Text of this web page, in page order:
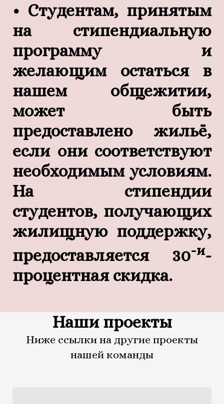
• Студентам, принятым
на стипендиальную
программу и
желающим остаться в
нашем общежитии,
может быть
предоставлено жильё,
если они соответствуют
необходимым условиям.
На стипендии
студентов, получающих
жилищную поддержку,
предоставляется 30-и-
процентная скидка.
Наши проекты
Ниже ссылки на другие проекты
нашей команды